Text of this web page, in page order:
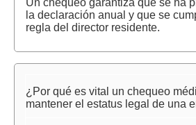
Un chequeo garantiza que se ha
la declaración anual y que se
regla del director residente.
¿Por qué es vital un chequeo
mantener el estatus legal de una